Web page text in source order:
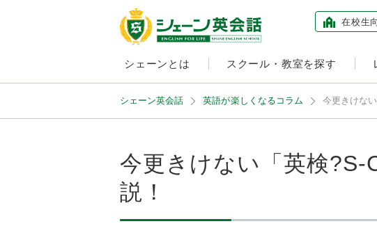
在校生
シェーンとは スクール・教室を探す
シェーン英会話 英語が楽しくなるコラム 今更きけな
今更きけない「英検
説！